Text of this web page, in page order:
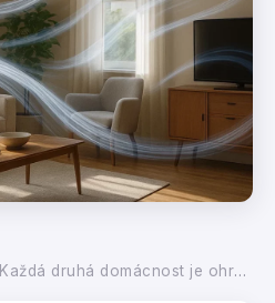
Každá druhá domácnost je ohrožena syndromem nezdravých budov